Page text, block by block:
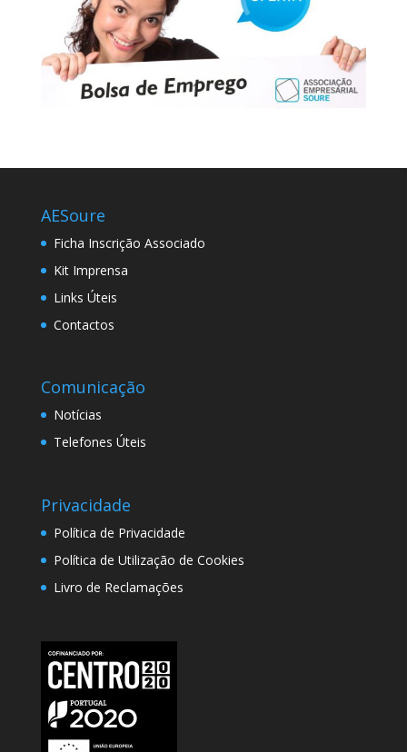
AESoure
Ficha Inscrição Associado
Kit Imprensa
Links Úteis
Contactos
Comunicação
Notícias
Telefones Úteis
Privacidade
Política de Privacidade
Política de Utilização de Cookies
Livro de Reclamações